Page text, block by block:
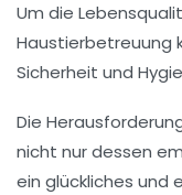
Um die
Haustierbetreuung
Sicherheit und
Die
nicht nur dessen
ein glückliches und